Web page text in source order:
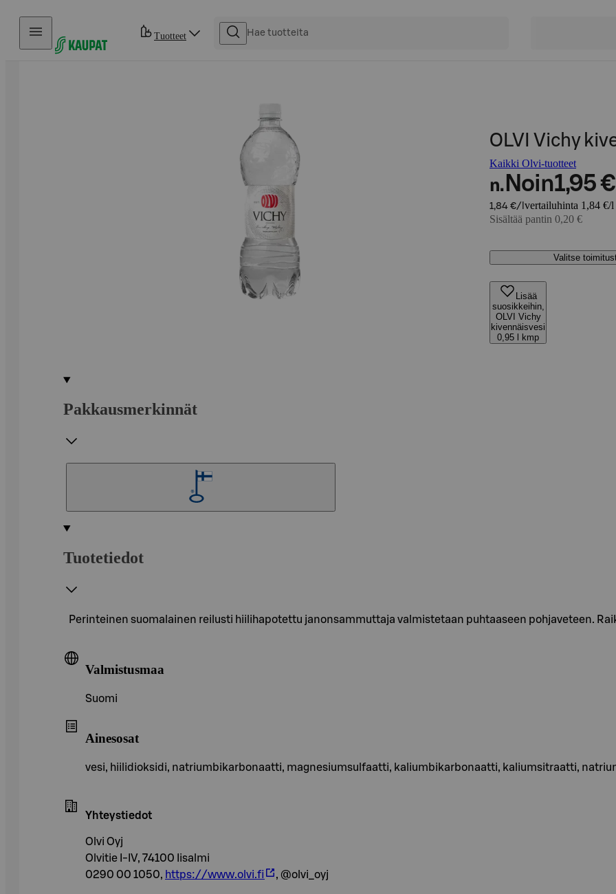
Hyppää sisältöön
Tuotteet
OLVI Vichy
Kaikki Olvi-tuotteet
n. Noin1,95 €
1,84 €/l vertailuhinta 1,84 €/l
Sisältää pantin 0,20 €
Valitse
Lisää
suosikkeihin,
OLVI Vichy
kivennäisvesi
0,95 l kmp
Pakkausmerkinnät
Tuotetiedot
Perinteinen suomalainen reilusti hiilihapotettu janonsammuttaja valmistetaan puhtaaseen pohjaveteen.
Valmistusmaa
Suomi
Ainesosat
vesi, hiilidioksidi, natriumbikarbonaatti, magnesiumsulfaatti, kaliumbikarbonaatti, kaliumsitraatti,
Yhteystiedot
Olvi Oyj
Olvitie I-IV, 74100 Iisalmi
0290 00 1050, https://www.olvi.fi , @olvi_oyj